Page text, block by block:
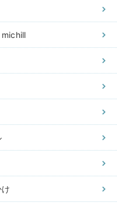
michill